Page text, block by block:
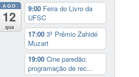
AGO
12
qua
9:00 Feira do Livro da
UFSC
17:00 3º Prêmio Zahidé
Muzart
19:00 Cine paredão:
programação de rec...